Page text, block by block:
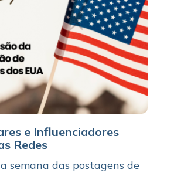
e Influenciadores
Redes
semana das postagens de